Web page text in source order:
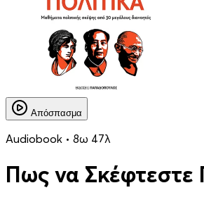
Απόσπασμα
Audiobook • 8ω 47λ
Πως να Σκέφτεστε